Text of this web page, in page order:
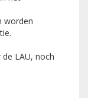
worden
LAU, noch